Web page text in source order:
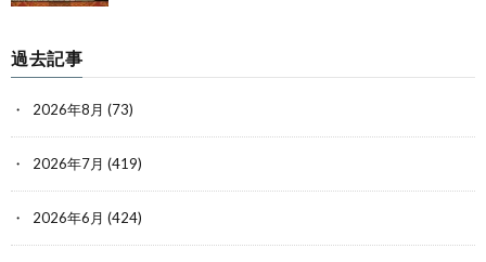
過去記事
2026年8月 (73)
2026年7月 (419)
2026年6月 (424)